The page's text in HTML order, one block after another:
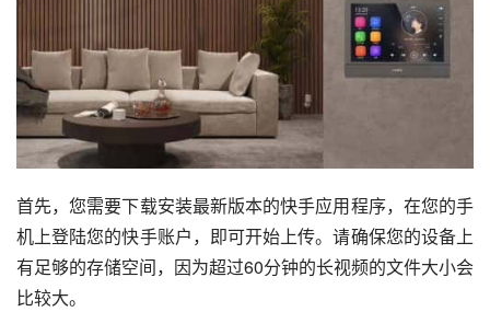
首先，您需要下载安装最新版本的快手应用程序，在您的手
机上登陆您的快手账户，即可开始上传。请确保您的设备上
有足够的存储空间，因为超过60分钟的长视频的文件大小会
比较大。